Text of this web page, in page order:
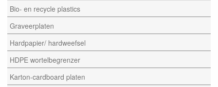
Bio- en recycle plastics
Graveerplaten
Hardpapier/ hardweefsel
HDPE wortelbegrenzer
Karton-cardboard platen